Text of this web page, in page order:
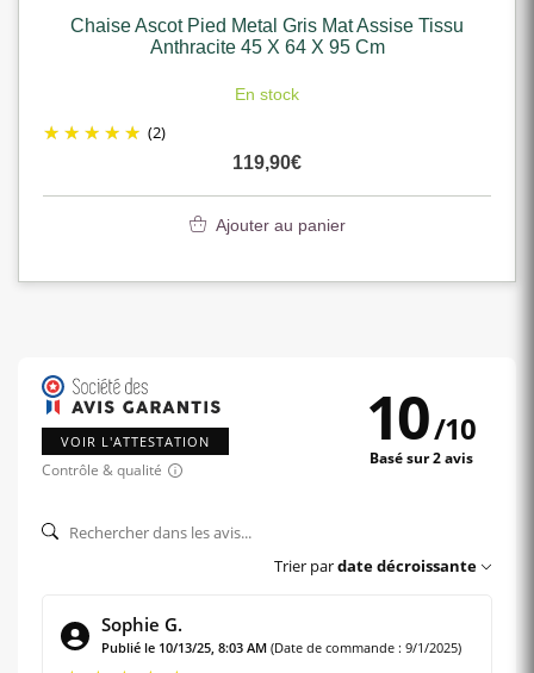
Chaise Ascot Pied Metal Gris Mat Assise Tissu
Anthracite 45 X 64 X 95 Cm
En stock
(2)
119,90€
Ajouter au panier
VOIR L'ATTESTATION
Contrôle & qualité
10/10
Basé sur 2 avis
Trier pardate décroissante
Sophie G.
Publié le 10/13/25, 8:03 AM (Date de commande : 9/1/2025)